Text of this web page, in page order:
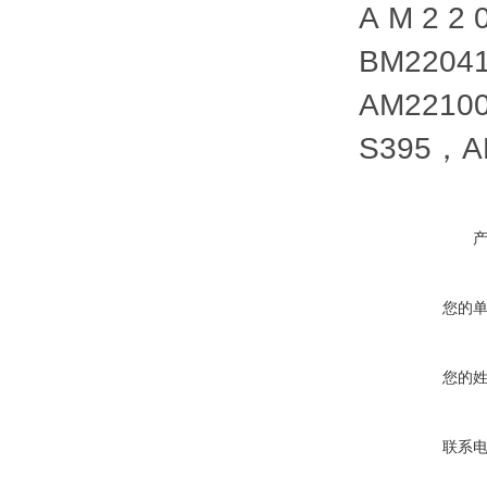
A M 2 2
S395，
您的
您的
联系